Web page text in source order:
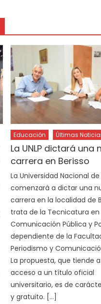
Educación Últimas
La UNLP dictará una
carrera en Berisso
La Universidad Nacional de
comenzará a dictar una
carrera en la localidad de
trata de la Tecnicatura en
Comunicación Pública y
dependiente de la
Periodismo y
La propuesta, que tiende
acceso a un título oficial
universitario, es de
y gratuito. […]